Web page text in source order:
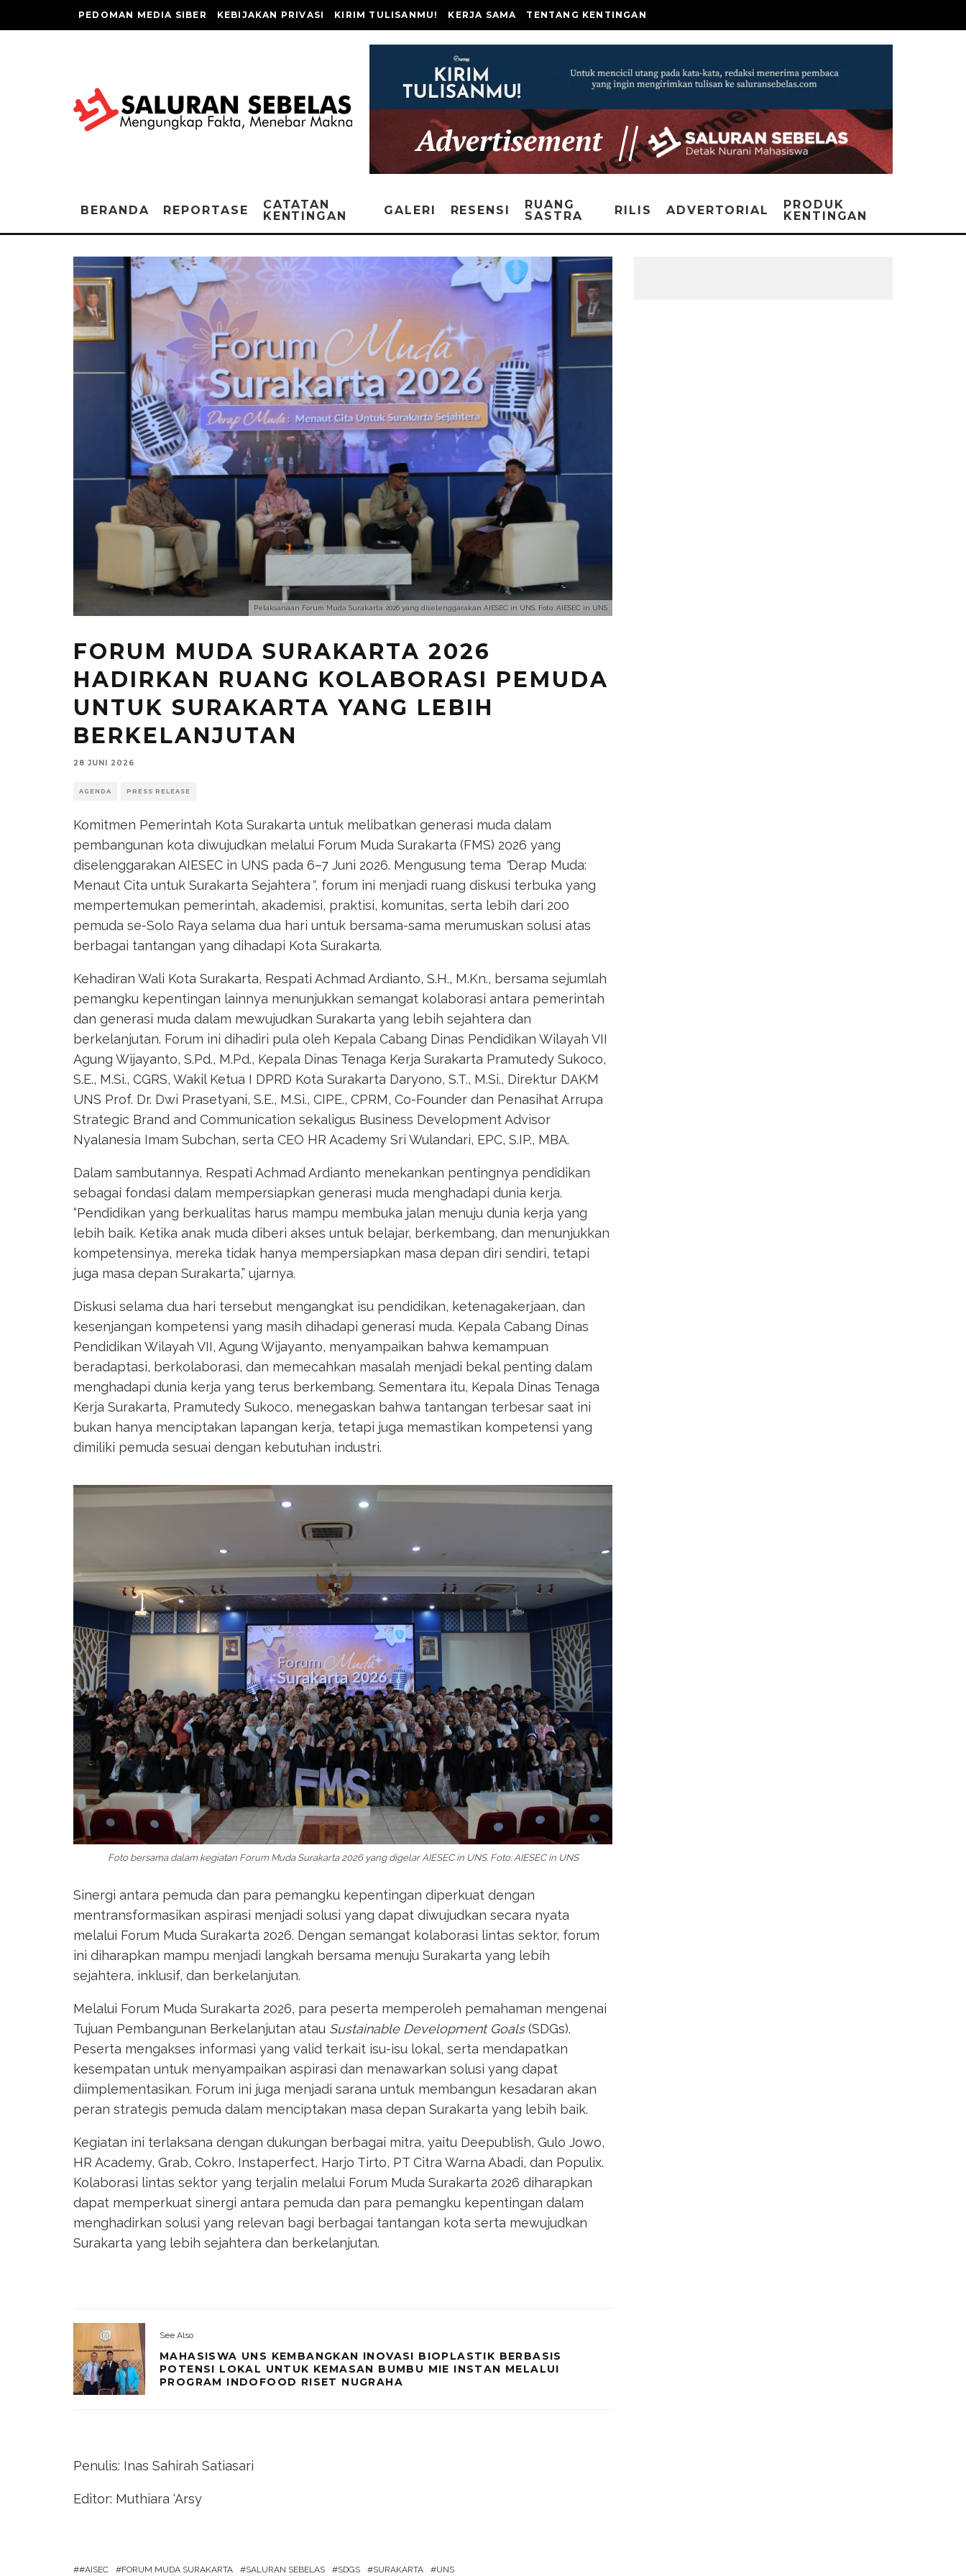
PEDOMAN MEDIA SIBER KEBIJAKAN PRIVASI KIRIM TULISANMU! KERJA SAMA TENTANG KENTINGAN
BERANDA REPORTASE
CATATAN
KENTINGAN
GALERI RESENSI
RUANG
SASTRA
RILIS ADVERTORIAL
PRODUK
KENTINGAN
Pelaksanaan Forum Muda Surakarta 2026 yang diselenggarakan AIESEC in UNS. Foto: AIESEC in UNS
FORUM MUDA SURAKARTA 2026
HADIRKAN RUANG KOLABORASI PEMUDA
UNTUK SURAKARTA YANG LEBIH
BERKELANJUTAN
28 JUNI 2026
AGENDA PRESS RELEASE
Komitmen Pemerintah Kota Surakarta untuk melibatkan generasi muda dalam
pembangunan kota diwujudkan melalui Forum Muda Surakarta (FMS) 2026 yang
diselenggarakan AIESEC in UNS pada 6–7 Juni 2026. Mengusung tema “Derap Muda:
Menaut Cita untuk Surakarta Sejahtera”, forum ini menjadi ruang diskusi terbuka yang
mempertemukan pemerintah, akademisi, praktisi, komunitas, serta lebih dari 200
pemuda se-Solo Raya selama dua hari untuk bersama-sama merumuskan solusi atas
berbagai tantangan yang dihadapi Kota Surakarta.
Kehadiran Wali Kota Surakarta, Respati Achmad Ardianto, S.H., M.Kn., bersama sejumlah
pemangku kepentingan lainnya menunjukkan semangat kolaborasi antara pemerintah
dan generasi muda dalam mewujudkan Surakarta yang lebih sejahtera dan
berkelanjutan. Forum ini dihadiri pula oleh Kepala Cabang Dinas Pendidikan Wilayah VII
Agung Wijayanto, S.Pd., M.Pd., Kepala Dinas Tenaga Kerja Surakarta Pramutedy Sukoco,
S.E., M.Si., CGRS, Wakil Ketua I DPRD Kota Surakarta Daryono, S.T., M.Si., Direktur DAKM
UNS Prof. Dr. Dwi Prasetyani, S.E., M.Si., CIPE., CPRM, Co-Founder dan Penasihat Arrupa
Strategic Brand and Communication sekaligus Business Development Advisor
Nyalanesia Imam Subchan, serta CEO HR Academy Sri Wulandari, EPC, S.IP., MBA.
Dalam sambutannya, Respati Achmad Ardianto menekankan pentingnya pendidikan
sebagai fondasi dalam mempersiapkan generasi muda menghadapi dunia kerja.
“Pendidikan yang berkualitas harus mampu membuka jalan menuju dunia kerja yang
lebih baik. Ketika anak muda diberi akses untuk belajar, berkembang, dan menunjukkan
kompetensinya, mereka tidak hanya mempersiapkan masa depan diri sendiri, tetapi
juga masa depan Surakarta,” ujarnya.
Diskusi selama dua hari tersebut mengangkat isu pendidikan, ketenagakerjaan, dan
kesenjangan kompetensi yang masih dihadapi generasi muda. Kepala Cabang Dinas
Pendidikan Wilayah VII, Agung Wijayanto, menyampaikan bahwa kemampuan
beradaptasi, berkolaborasi, dan memecahkan masalah menjadi bekal penting dalam
menghadapi dunia kerja yang terus berkembang. Sementara itu, Kepala Dinas Tenaga
Kerja Surakarta, Pramutedy Sukoco, menegaskan bahwa tantangan terbesar saat ini
bukan hanya menciptakan lapangan kerja, tetapi juga memastikan kompetensi yang
dimiliki pemuda sesuai dengan kebutuhan industri.
Foto bersama dalam kegiatan Forum Muda Surakarta 2026 yang digelar AIESEC in UNS. Foto: AIESEC in UNS
Sinergi antara pemuda dan para pemangku kepentingan diperkuat dengan
mentransformasikan aspirasi menjadi solusi yang dapat diwujudkan secara nyata
melalui Forum Muda Surakarta 2026. Dengan semangat kolaborasi lintas sektor, forum
ini diharapkan mampu menjadi langkah bersama menuju Surakarta yang lebih
sejahtera, inklusif, dan berkelanjutan.
Melalui Forum Muda Surakarta 2026, para peserta memperoleh pemahaman mengenai
Tujuan Pembangunan Berkelanjutan atau Sustainable Development Goals(SDGs).
Peserta mengakses informasi yang valid terkait isu-isu lokal, serta mendapatkan
kesempatan untuk menyampaikan aspirasi dan menawarkan solusi yang dapat
diimplementasikan. Forum ini juga menjadi sarana untuk membangun kesadaran akan
peran strategis pemuda dalam menciptakan masa depan Surakarta yang lebih baik.
Kegiatan ini terlaksana dengan dukungan berbagai mitra, yaitu Deepublish, Gulo Jowo,
HR Academy, Grab, Cokro, Instaperfect, Harjo Tirto, PT Citra Warna Abadi, dan Populix.
Kolaborasi lintas sektor yang terjalin melalui Forum Muda Surakarta 2026 diharapkan
dapat memperkuat sinergi antara pemuda dan para pemangku kepentingan dalam
menghadirkan solusi yang relevan bagi berbagai tantangan kota serta mewujudkan
Surakarta yang lebih sejahtera dan berkelanjutan.
See Also
MAHASISWA UNS KEMBANGKAN INOVASI BIOPLASTIK BERBASIS
POTENSI LOKAL UNTUK KEMASAN BUMBU MIE INSTAN MELALUI
PROGRAM INDOFOOD RISET NUGRAHA
Penulis: Inas Sahirah Satiasari
Editor: Muthiara ‘Arsy
#AISEC FORUM MUDA SURAKARTA SALURAN SEBELAS SDGS SURAKARTA UNS